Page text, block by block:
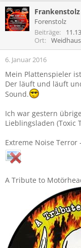
Frankenstolz
Forenstolz
Beiträge
Ort
6. Januar 2016
Mein Plattenspieler
Der läuft und läuft
Sound.
Ich war gestern
Lieblingsladen (Toxic
Extreme Noise Terror
A Tribute to